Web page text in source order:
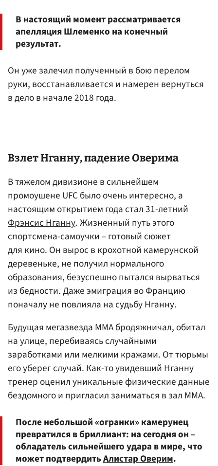
В настоящий момент рассматривается
апелляция Шлеменко на конечный
результат.
Он уже залечил полученный в бою перелом
руки, восстанавливается и намерен вернуться
в дело в начале 2018 года.
Взлет Нганну, падение Оверима
В тяжелом дивизионе в сильнейшем
промоушене UFC было очень интересно, а
настоящим открытием года стал 31-летний
Фрэнсис Нганну. Жизненный путь этого
спортсмена-самоучки – готовый сюжет
для кино. Он вырос в крохотной камерунской
деревеньке, не получил нормального
образования, безуспешно пытался вырваться
из бедности. Даже эмиграция во Францию
поначалу не повлияла на судьбу Нганну.
Будущая мегазвезда ММА бродяжничал, обитал
на улице, перебиваясь случайными
заработками или мелкими кражами. От тюрьмы
его уберег случай. Как-то увидевший Нганну
тренер оценил уникальные физические данные
бездомного и пригласил заниматься в зал ММА.
После небольшой «огранки» камерунец
превратился в бриллиант: на сегодня он –
обладатель сильнейшего удара в мире, что
может подтвердитьАлистар Оверим.